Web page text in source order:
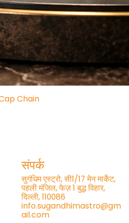
लोड हो
Chain
संपर्क
सुगंधिम एस्ट्रो, सी1/17 मेन मार्केट,
पहली मंजिल, फेज़ 1 बुद्ध विहार,
दिल्ली, 110086
info.sugandhimastro@gm
ail.com